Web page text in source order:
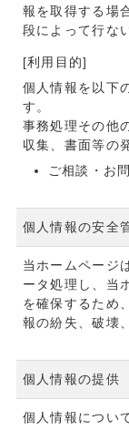
報を取得する場
段によって行な
[利用目的]
個人情報を以下
す。
事務処理その他
収集、書面等の
ご相談・お
個人情報の安全
当ホームページ
ータ処理し、当
を確保するため
報の紛失、破壊
個人情報の提供
個人情報につい